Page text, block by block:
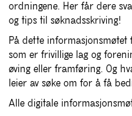
ordningene. Her får dere
og tips til søknadsskriving!
På dette
som er frivillige lag og
øving eller framføring. Og
leier av søke om for å få
Alle digitale